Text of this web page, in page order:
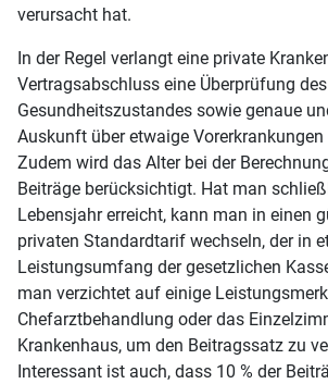
verursacht hat.
In der Regel verlangt eine private
Vertragsabschluss eine Überprüfung des
Gesundheitszustandes sowie genaue
Auskunft über etwaige Vorerkrankungen
Zudem wird das Alter bei der
Beiträge berücksichtigt. Hat man
Lebensjahr erreicht, kann man in einen
privaten Standardtarif wechseln, der in
Leistungsumfang der gesetzlichen
man verzichtet auf einige
Chefarztbehandlung oder das
Krankenhaus, um den Beitragssatz zu
Interessant ist auch, dass 10 % der